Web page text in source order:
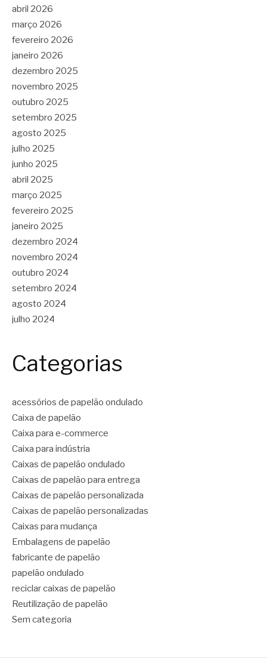
abril 2026
março 2026
fevereiro 2026
janeiro 2026
dezembro 2025
novembro 2025
outubro 2025
setembro 2025
agosto 2025
julho 2025
junho 2025
abril 2025
março 2025
fevereiro 2025
janeiro 2025
dezembro 2024
novembro 2024
outubro 2024
setembro 2024
agosto 2024
julho 2024
Categorias
acessórios de papelão ondulado
Caixa de papelão
Caixa para e-commerce
Caixa para indústria
Caixas de papelão ondulado
Caixas de papelão para entrega
Caixas de papelão personalizada
Caixas de papelão personalizadas
Caixas para mudança
Embalagens de papelão
fabricante de papelão
papelão ondulado
reciclar caixas de papelão
Reutilização de papelão
Sem categoria